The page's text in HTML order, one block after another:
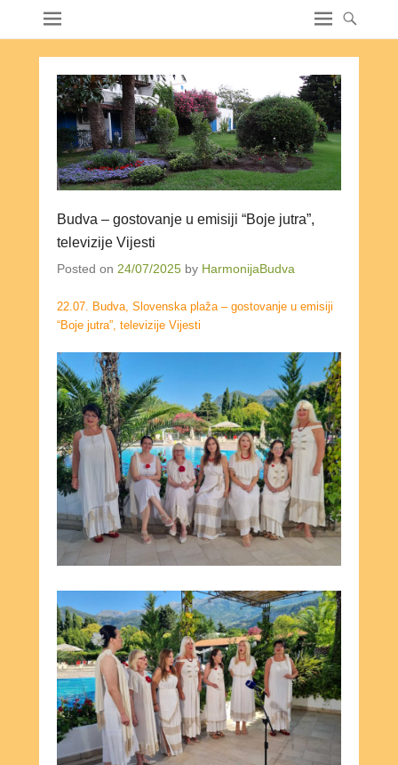
Budva – gostovanje u emisiji “Boje jutra”,
televizije Vijesti
Posted on 24/07/2025 by HarmonijaBudva
22.07. Budva, Slovenska plaža – gostovanje u emisiji
“Boje jutra”, televizije Vijesti